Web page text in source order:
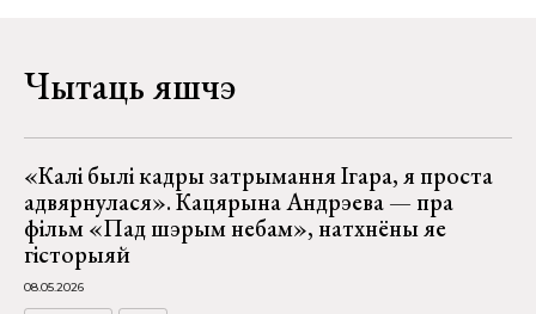
Чытаць яшчэ
«Калі былі кадры затрымання Ігара, я проста
адвярнулася». Кацярына Андрэева — пра
фільм «Пад шэрым небам», натхнёны яе
гісторыяй
08.05.2026